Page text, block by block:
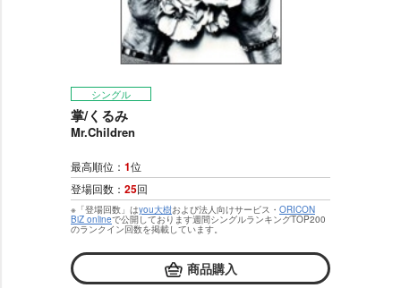
シングル
掌/くるみ
Mr.Children
最高順位： 1位
登場回数： 25回
※「登場回数」はyou大樹および法人向けサービス・ ORICON
BiZ onlineで公開しております週間シングルランキングTOP200
のランクイン回数を掲載しています。
商品購入